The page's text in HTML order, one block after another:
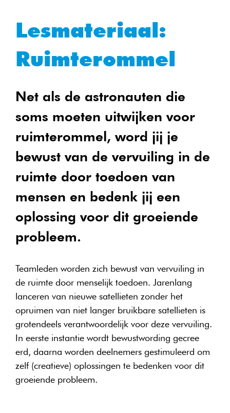
Lesmateriaal:
Ruimterommel
Net als de astronauten die
soms moeten uitwijken voor
ruimterommel, word jij je
bewust van de vervuiling in de
ruimte door toedoen van
mensen en bedenk jij een
oplossing voor dit groeiende
probleem.
Teamleden worden zich bewust van vervuiling in
de ruimte door menselijk toedoen. Jarenlang
lanceren van nieuwe satellieten zonder het
opruimen van niet langer bruikbare satellieten is
grotendeels verantwoordelijk voor deze vervuiling.
In eerste instantie wordt bewustwording gecree
erd, daarna worden deelnemers gestimuleerd om
zelf (creatieve) oplossingen te bedenken voor dit
groeiende probleem.